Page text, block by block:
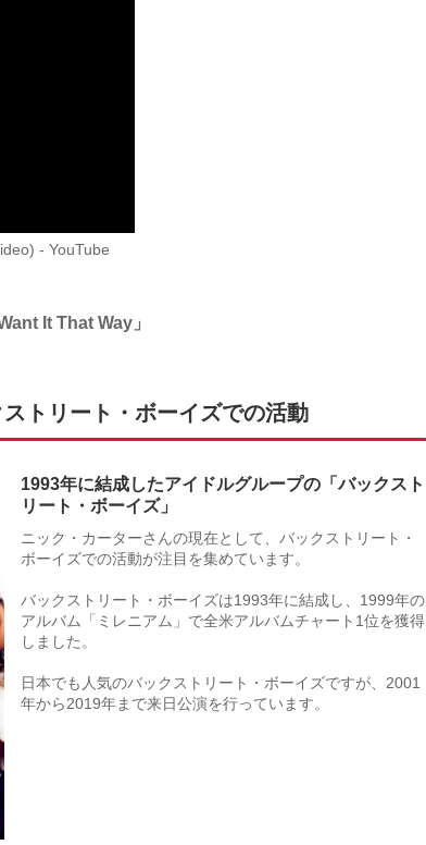
- YouTube
It That Way」
トリート・ボーイズでの活動
1993年に結成したアイドルグループの「バックスト
リート・ボーイズ」
ニック・カーターさんの現在として、バックストリート・
ボーイズでの活動が注目を集めています。
バックストリート・ボーイズは1993年に結成し、1999年の
アルバム「ミレニアム」で全米アルバムチャート1位を獲得
しました。
日本でも人気のバックストリート・ボーイズですが、2001
年から2019年まで来日公演を行っています。